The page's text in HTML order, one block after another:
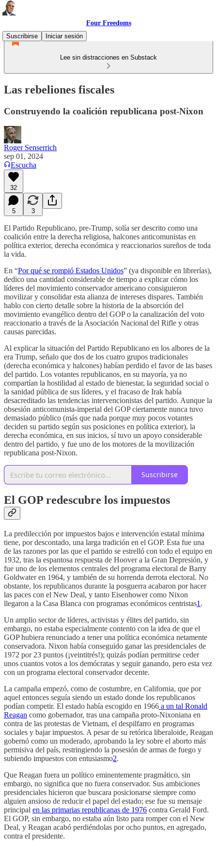
Four Freedoms
Suscribirse
Iniciar sesión
Lee sin distracciones en Substack
Las rebeliones fiscales
Construyendo la coalición republicana post-Nixon
Roger Senserrich
sep 01, 2024
Escucha
32
5 3
El Partido Republicano, pre-Trump, solía ser descrito como una
coalición entre la derecha religiosa, halcones anticomunistas en
política exterior, derecha económica y reaccionarios sureños de toda
la vida.
En “Por qué se rompió Estados Unidos” (ya disponible en librerías),
dedico una cantidad considerable de tiempo a explicar cómo los
líderes del movimiento conservador americano consiguieron
movilizar y consolidar esta alianza de intereses dispares. También
hablo con cierto detalle sobre la historia de la absorción del
movimiento evangélico dentro del GOP o la canalización del voto
reaccionario a través de la Asociación Nacional del Rifle y otras
causas parecidas.
Al explicar la situación del Partido Republicano en los albores de la
era Trump, señalo que dos de los cuatro grupos tradicionales
(derecha económica y halcones) habían perdido el favor de las bases
del partido. Los votantes republicanos, en su mayoría, ya no
compartían la hostilidad al estado de bienestar, la seguridad social o
la sanidad pública de sus líderes, y el fracaso de Irak había
desacreditado las tendencias intervencionistas del partido. Aunque la
obsesión anticomunista-imperial del GOP ciertamente nunca tuvo
demasiado público (más que nada porque muy pocos votantes
deciden su partido según sus posiciones en política exterior), la
derecha económica, en sus inicios, sí tuvo un apoyo considerable
dentro del partido, y fue uno de los motores de la movilización
republicana post-Nixon.
Suscribirse
El GOP redescubre los impuestos
La predilección por impuestos bajos e intervención estatal mínima
tiene, por descontado, una larga tradición en el GOP. Esta fue una
de las razones por las que el partido se estrelló con todo el equipo en
1932, tras la espantosa respuesta de Hoover a la Gran Depresión, y
fue uno de los elementos centrales del programa electoral de Barry
Goldwater en 1964, y también de su horrenda derrota electoral. No
obstante, los republicanos durante la posguerra acabaron por hacer
las paces con el New Deal, y tanto Eisenhower como Nixon
llegaron a la Casa Blanca con programas económicos centristas1 .
Un amplio sector de líderes, activistas y élites del partido, sin
embargo, no estaba especialmente contento con la idea de que el
GOP hubiera renunciado a tener una política económica netamente
conservadora. Nixon había conseguido ganar las presidenciales de
1972 por 23 puntos (¡veintitrés!); quizás podían permitirse ceder
unos cuantos votos a los demócratas y seguir ganando, pero esta vez
con un programa electoral conservador decente.
La campaña empezó, como de costumbre, en California, que por
aquel entonces seguía siendo un estado donde los republicanos
podían competir. El estado había escogido en 1966 a un tal Ronald
Reagan como gobernador, tras una campaña proto-Nixoniana en
contra de las protestas de Vietnam, el despilfarro en programas
sociales y bajar impuestos. A pesar de su retórica liberaloide, Reagan
gobernó como un moderado, aprobando la ley sobre el aborto más
permisiva del país, restringiendo la posesión de armas de fuego y
subiendo impuestos con entusiasmo2.
Que Reagan fuera un político eminentemente pragmático, sin
embargo, no significa que no fuera conservador. Sus ambiciones
presidenciales hicieron que buscara posicionarse siempre como
alguien ansioso de reducir el papel del estado; ese fue su mensaje
principal en las primarias republicanas de 1976 contra Gerald Ford.
El GOP, sin embargo, no estaba aún listo para romper con el New
Deal, y Reagan acabó perdiéndolas por ocho puntos, en agregado,
contra el presidente.